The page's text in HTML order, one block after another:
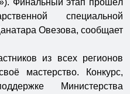
специальной
Овезова, сообщает
из всех регионов
мастерство. Конкурс,
Министерства